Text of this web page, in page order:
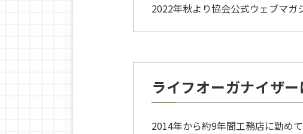
2022年秋より協会公式ウェブマガ
ライフオーガナイザ
2014年から約9年間工務店に勤め